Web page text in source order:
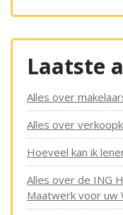
Laatste
Alles over
Alles over
Hoeveel kan ik
Alles over de ING
Maatwerk voor uw